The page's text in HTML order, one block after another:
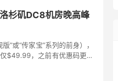
杉矶DC8机房晚高峰
”或“传家宝”系列的前身），
$49.99，之前有优惠码更便